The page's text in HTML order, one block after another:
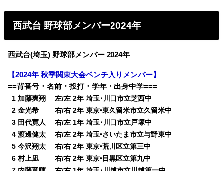
西武台 野球部メンバー2024年
西武台(埼玉) 野球部メンバー 2024年
【2024年 秋季関東大会ベンチ入りメンバー】
==背番号・名前・投打・学年・出身中学===
1 加藤爽翔 左/左 2年 埼玉･川口市立芝西中
02 金光希 右/右 2年 東京•東久留米市立久留米中
03 田代寛人 右/左 1年 埼玉･川口市立戸塚中
04 渡邊健太 右/左 2年 埼玉•さいたま市立与野東中
05 今沢翔太 右/右 2年 東京•荒川区立第三中
06 村上凪 右/右 2年 東京•目黒区立第九中